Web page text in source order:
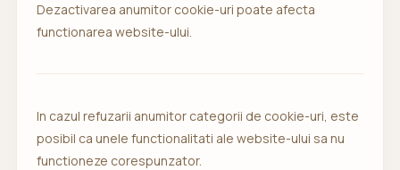
Dezactivarea anumitor cookie-uri poate afecta
functionarea website-ului.
In cazul refuzarii anumitor categorii de cookie-uri, este
posibil ca unele functionalitati ale website-ului sa nu
functioneze corespunzator.